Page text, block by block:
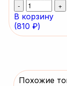
- +
В корзину
(810 ₽)
Похожие